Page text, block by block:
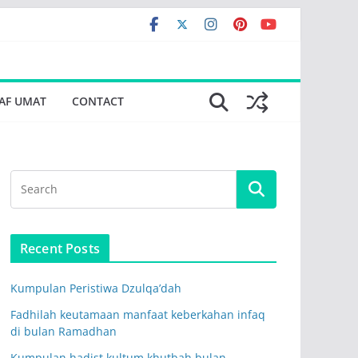
UMAT CONTACT
Recent Posts
Kumpulan Peristiwa Dzulqa’dah
Fadhilah keutamaan manfaat keberkahan infaq
di bulan Ramadhan